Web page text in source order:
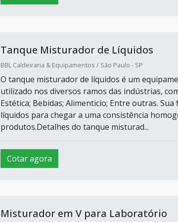
Tanque Misturador de Líquidos
BBL Caldeiraria & Equipamentos / São Paulo - SP
O tanque misturador de líquidos é um
utilizado nos diversos ramos das indústrias,
Estética; Bebidas; Alimenticio; Entre outras.
líquidos para chegar a uma consistência
produtos.Detalhes do tanque misturad...
Cotar agora
Misturador em V para Laboratório